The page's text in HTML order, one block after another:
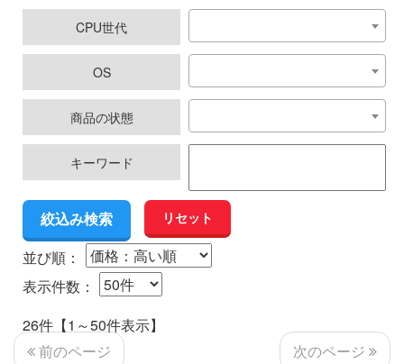
CPU世代
OS
商品の状態
キーワード
リセット
並び順：
表示件数：
26件【1～50件表示】
前のページ 次のページ